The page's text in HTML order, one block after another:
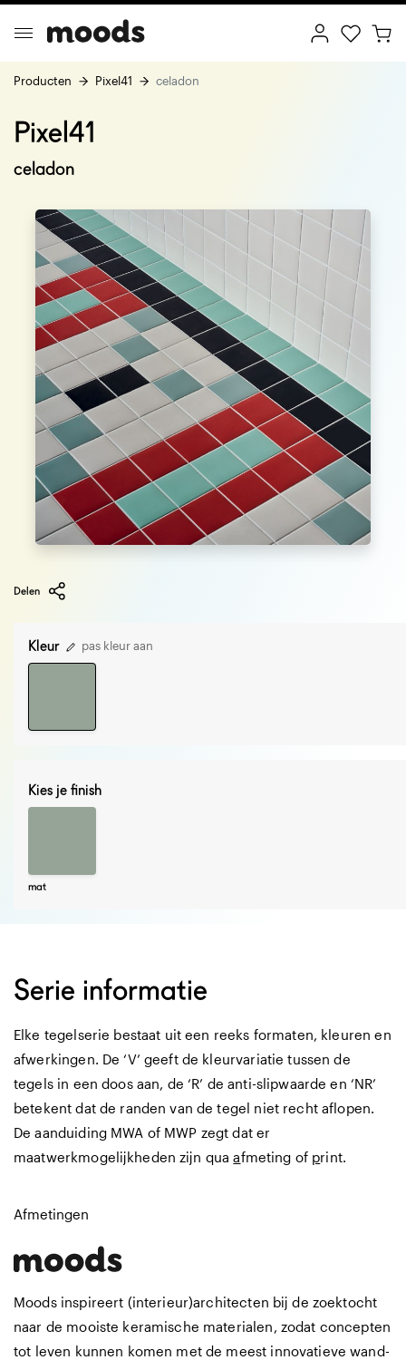
Minimalism
Producten Pixel41 celadon
Pixel41
celadon
Delen
Kleur pas kleur aan
Kies je finish
mat
Serie informatie
Elke tegelserie bestaat uit een reeks formaten, kleuren en
afwerkingen. De ‘V’ geeft de kleurvariatie tussen de
tegels in een doos aan, de ‘R’ de anti-slipwaarde en ‘NR’
betekent dat de randen van de tegel niet recht aflopen.
De aanduiding MWA of MWP zegt dat er
maatwerkmogelijkheden zijn quaafmeting of print.
Afmetingen
Moods inspireert (interieur)architecten bij de zoektocht
naar de mooiste keramische materialen, zodat concepten
tot leven kunnen komen met de meest innovatieve wand-